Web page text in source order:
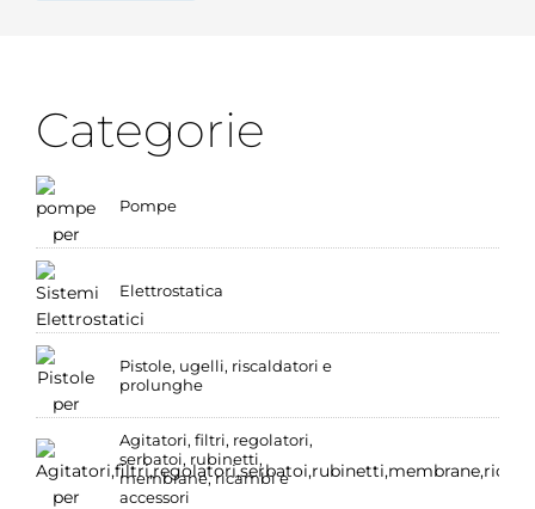
Categorie
Pompe
Elettrostatica
Pistole, ugelli, riscaldatori e
prolunghe
Agitatori, filtri, regolatori,
serbatoi, rubinetti,
membrane, ricambi e
accessori